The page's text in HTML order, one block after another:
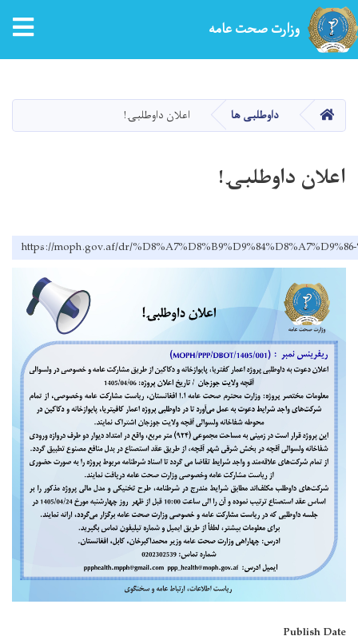
main
content
وزارت صحت عامه
HOME داوطلبی ها اعلان داوطلبۍ!
اعلان داوطلبۍ!
https://moph.gov.af/dr/